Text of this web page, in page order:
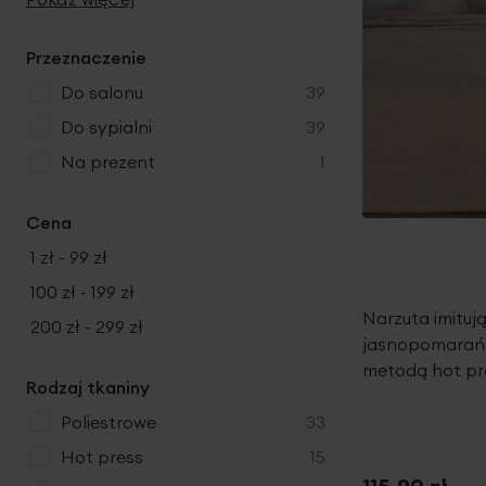
Narzuta
metodą hot
t
k
y
o
u
k
y
Przeznaczenie
do salonu
39
produkty
do sypialni
39
produkty
na prezent
1produkt
Cena
1 zł - 99 zł
100 zł - 199 zł
200 zł - 299 zł
Rodzaj tkaniny
poliestrowe
33
produkty
hot press
15
produkty